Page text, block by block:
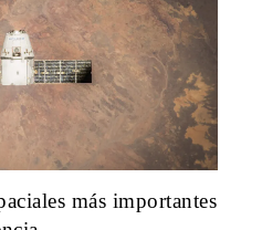
más importantes